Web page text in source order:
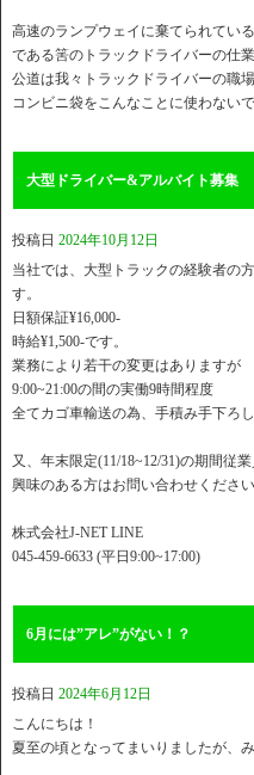
高速のランプウェイに棄てられてい
である筈のトラックドライバーの仕
公道は我々トラックドライバーの職場
コンビニ袋をこんなことに使わない
大型ドライバー&アルバイト募集
投稿日 2024年10月12日
当社では、大型トラックの経験者の
す。
日額保証¥16,000-
時給¥1,500-です。
業務により若干の変更はありますが
9:00~21:00の間の実働9時間程度
全てカゴ車輸送の為、手積み手下ろし
又、年末限定(11/18~12/31)の期間従
興味のある方はお問い合わせください
株式会社J-NET LINE
045-459-6633 (平日9:00~17:00)
6月には”アレ”がない！？
投稿日 2024年6月12日
こんにちは！
夏至の頃となってまいりましたが、